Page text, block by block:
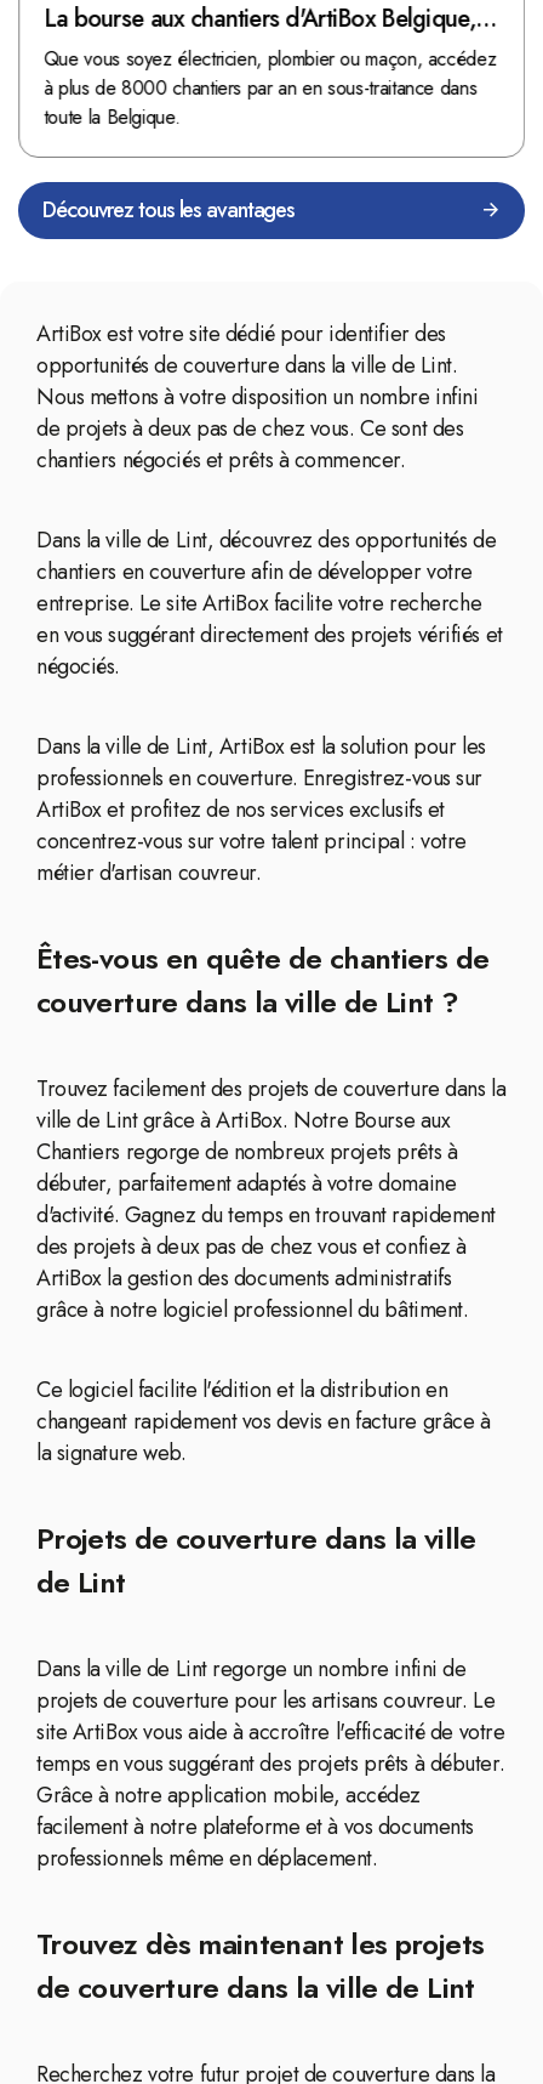
La bourse aux chantiers d'ArtiBox Belgique,
véritable mine d'or !
Que vous soyez électricien, plombier ou maçon, accédez
à plus de 8000 chantiers par an en sous-traitance dans
toute la Belgique.
Découvrez tous les avantages
ArtiBox est votre site dédié pour identifier des
opportunités de couverture dans la ville de Lint.
Nous mettons à votre disposition un nombre infini
de projets à deux pas de chez vous. Ce sont des
chantiers négociés et prêts à commencer.
Dans la ville de Lint, découvrez des opportunités de
chantiers en couverture afin de développer votre
entreprise. Le site ArtiBox facilite votre recherche
en vous suggérant directement des projets vérifiés et
négociés.
Dans la ville de Lint, ArtiBox est la solution pour les
professionnels en couverture. Enregistrez-vous sur
ArtiBox et profitez de nos services exclusifs et
concentrez-vous sur votre talent principal : votre
métier d'artisan couvreur.
Êtes-vous en quête de chantiers de
couverture dans la ville de Lint ?
Trouvez facilement des projets de couverture dans la
ville de Lint grâce à ArtiBox. Notre Bourse aux
Chantiers regorge de nombreux projets prêts à
débuter, parfaitement adaptés à votre domaine
d'activité. Gagnez du temps en trouvant rapidement
des projets à deux pas de chez vous et confiez à
ArtiBox la gestion des documents administratifs
grâce à notre logiciel professionnel du bâtiment.
Ce logiciel facilite l'édition et la distribution en
changeant rapidement vos devis en facture grâce à
la signature web.
Projets de couverture dans la ville
de Lint
Dans la ville de Lint regorge un nombre infini de
projets de couverture pour les artisans couvreur. Le
site ArtiBox vous aide à accroître l'efficacité de votre
temps en vous suggérant des projets prêts à débuter.
Grâce à notre application mobile, accédez
facilement à notre plateforme et à vos documents
professionnels même en déplacement.
Trouvez dès maintenant les projets
de couverture dans la ville de Lint
Recherchez votre futur projet de couverture dans la